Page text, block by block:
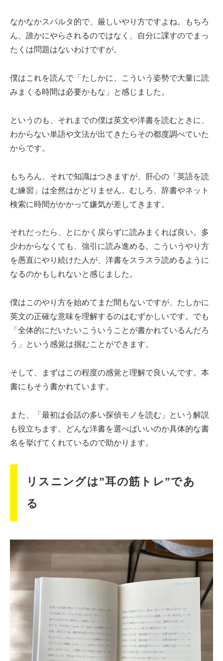
なかなかスパルタ的で、厳しいやり方ですよね。もちろ
ん、誰かにやらされるのではなく、自分に課すのでまっ
たくは問題はないわけですが。
僕はこれを読んで「たしかに、こういう姿勢で大量に読
みまくる時間は必要かもな」と感じました。
というのも、それまでの僕は英文や洋書を読むときに、
わからない単語や文法が出てきたらその都度調べていた
からです。
もちろん、それで知識はつきますが、肝心の「英語を読
む練習」は全然はかどりません。むしろ、辞書やネット
検索に時間がかかって嫌気が差してきます。
それだったら、とにかく戻らずに読みまくれば良い。多
少わからなくても、強引に読み進める。こういうやり方
を愚直にやり続けた人が、洋書をスラスラ読めるように
なるのかもしれないと感じました。
僕はこのやり方を始めてまだ間もないですが、たしかに
英文の正確な意味を理解するのはむずかしいです。でも
「全体的にだいたいこういうことが書かれているんだろ
う」という感覚は掴むことができます。
そして、まずはこの程度の感覚と理解で良いんです。本
書にもそう書かれています。
また、「最初は会話の多い探偵モノを読む」という解説
も役立ちます。どんな洋書を選べばいいのか具体的な書
名を挙げてくれているので助かります。
リスニングは”耳の筋トレ”であ
る